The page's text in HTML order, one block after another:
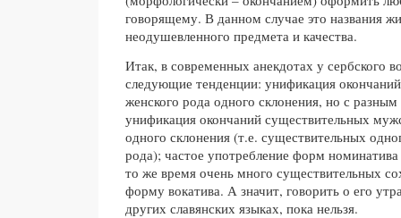
говорящему. В данном случае это названия
неодушевленного предмета и качества.
Итак, в современных анекдотах у сербского
следующие тенденции: унификация
женского рода одного склонения, но с
унификация окончаний существительных
одного склонения (т.е. существительных
рода); частое употребление форм
то же время очень много существительных
форму вокатива. А значит, говорить о его
других славянских языках, пока нельзя.